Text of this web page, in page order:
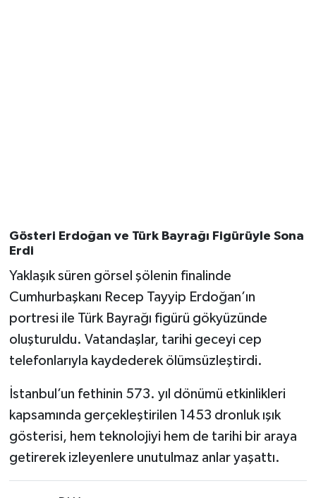
Gösteri Erdoğan ve Türk Bayrağı Figürüyle Sona
Erdi
Yaklaşık süren görsel şölenin finalinde
Cumhurbaşkanı Recep Tayyip Erdoğan’ın
portresi ile Türk Bayrağı figürü gökyüzünde
oluşturuldu. Vatandaşlar, tarihi geceyi cep
telefonlarıyla kaydederek ölümsüzleştirdi.
İstanbul’un fethinin 573. yıl dönümü etkinlikleri
kapsamında gerçekleştirilen 1453 dronluk ışık
gösterisi, hem teknolojiyi hem de tarihi bir araya
getirerek izleyenlere unutulmaz anlar yaşattı.